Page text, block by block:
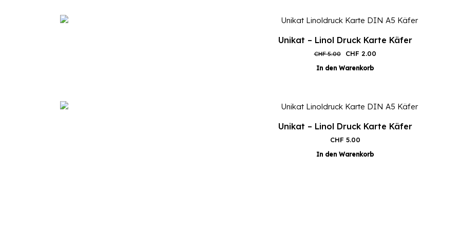
Unikat – Linol Druck Karte Käfer
CHF5.00
Ursprünglicher
war:
CHF 2.00Aktueller
In den Warenkorb
Unikat – Linol Druck Karte Käfer
CHF 5.00
In den Warenkorb